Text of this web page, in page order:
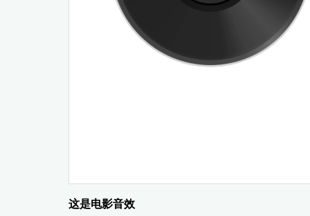
这是电影音效